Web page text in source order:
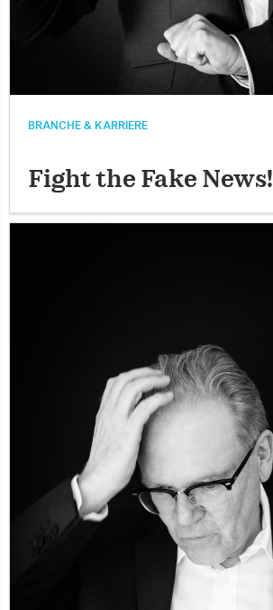
BRANCHE & KARRIERE
Fight the Fake News!